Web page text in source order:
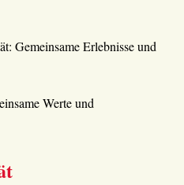
Gemeinsame Erlebnisse und
Werte und